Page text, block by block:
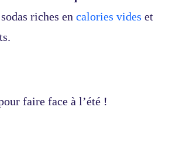
riches en calories vides et
faire face à l’été !